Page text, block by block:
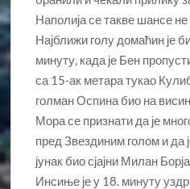
Наполија се такве шансе не
Најближи голу домаћин је
минуту, када је Бен
са 15-ак метара тукао
голман Оспина био на
Мора се признати да је
пред Звездиним голом и да
јунак био сјајни Милан
Инсиње је у 18. минуту